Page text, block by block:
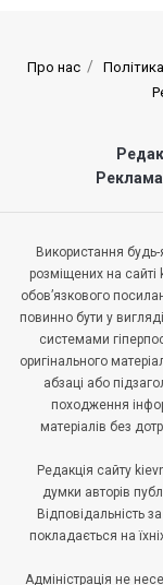
Про нас
Використання будь-
розміщених на
обов’язкового
повинно бути у
системами
оригінального
абзаці або
походження
матеріалів без
Редакція сайту
думки авторів
Відповідальність
покладається на
Адміністрація не